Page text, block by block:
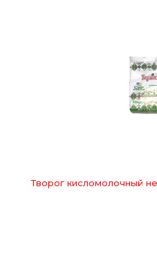
Творог кисломолочный